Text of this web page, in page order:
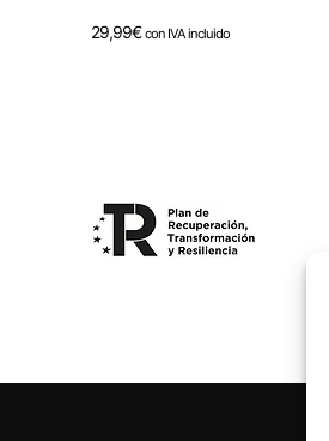
29,99€ con IVA incluido